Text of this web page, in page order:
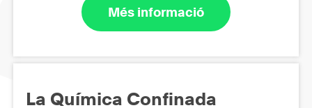
Més informació
La Química Confinada